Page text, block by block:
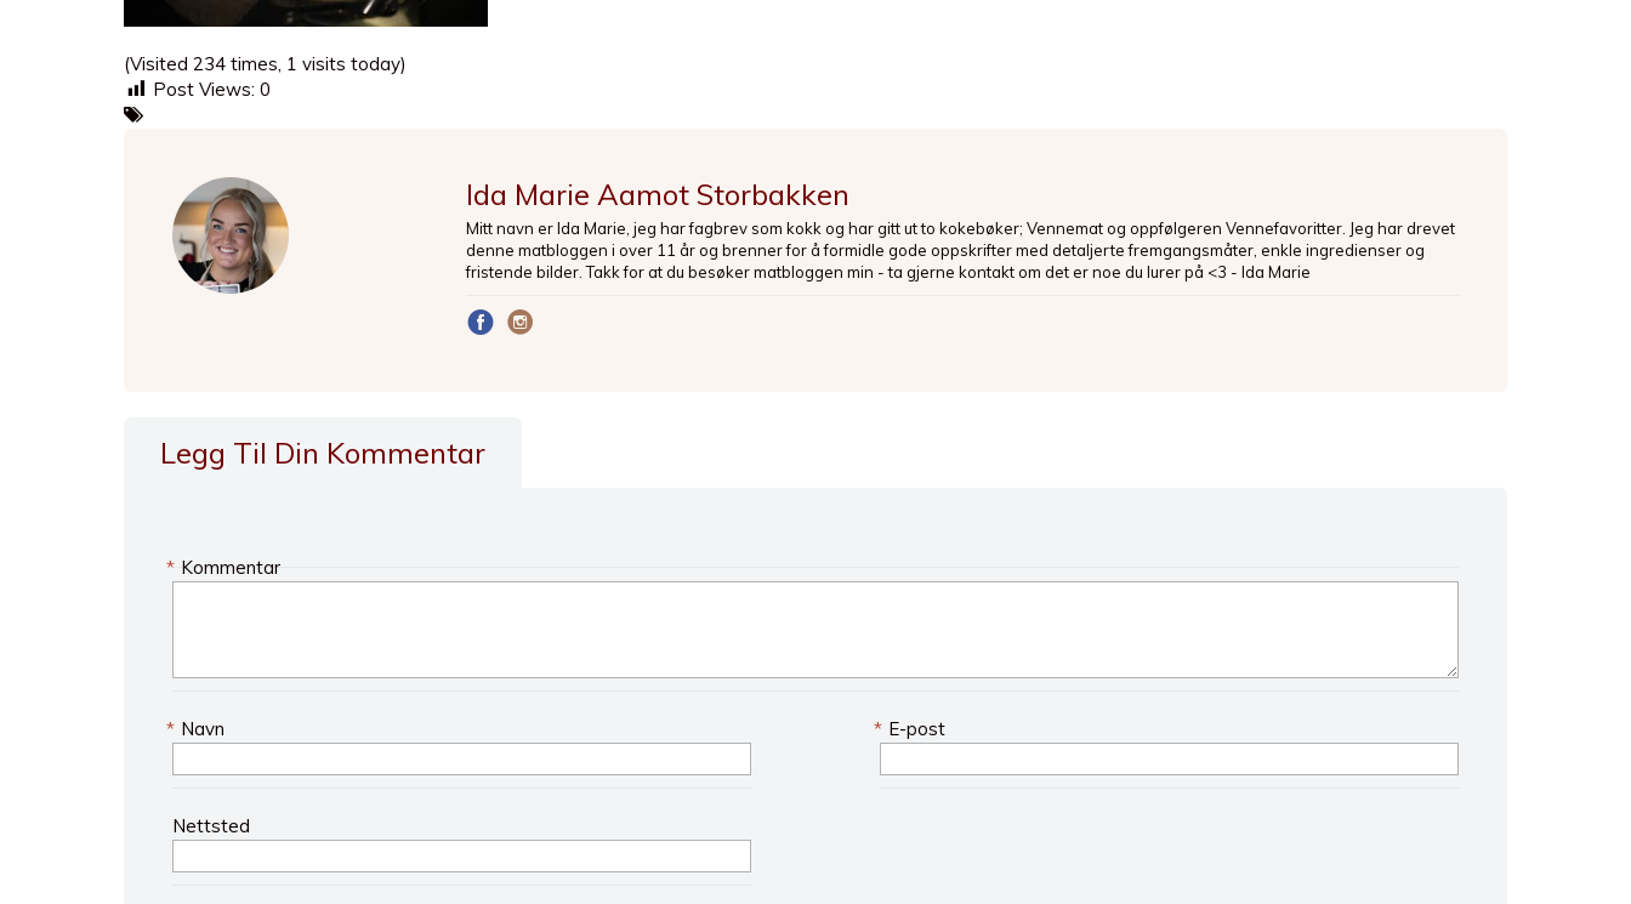
(Visited 234 times, 1 visits today)
Post Views: 0
Ida Marie Aamot Storbakken
Mitt navn er Ida Marie, jeg har fagbrev som kokk og har gitt ut to kokebøker; Vennemat og oppfølgeren Vennefavoritter. Jeg har drevet
denne matbloggen i over 11 år og brenner for å formidle gode oppskrifter med detaljerte fremgangsmåter, enkle ingredienser og
fristende bilder. Takk for at du besøker matbloggen min - ta gjerne kontakt om det er noe du lurer på <3 - Ida Marie
Legg Til Din Kommentar
Kommentar
*
Navn
* E-post
*
Nettsted